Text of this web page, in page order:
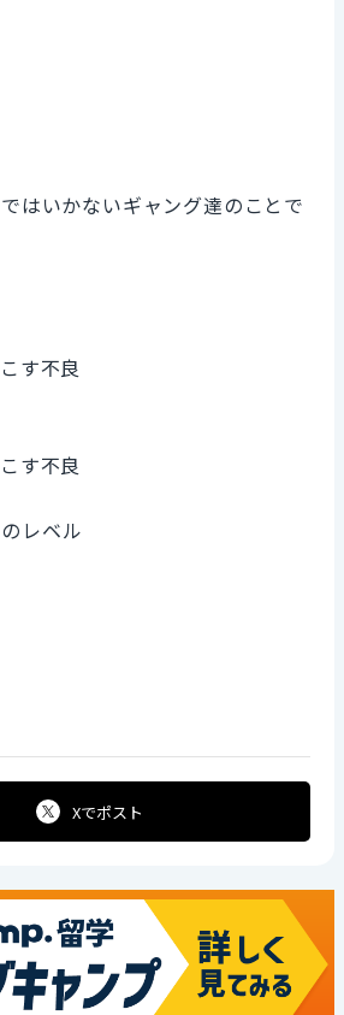
はいかないギャング達のことで
す不良
す不良
レベル
Xでポスト